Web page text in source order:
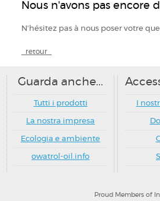
Nous n'avons pas encore
N'hésitez pas à nous poser votre
_retour_
Guarda anche...
Tutti i prodotti
La nostra impresa
Ecologia e ambiente
owatrol-oil.info
I
Proud Members of